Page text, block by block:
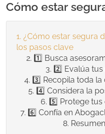
Cómo estar
¿Cómo estar segura
los pasos clave
1️⃣ Busca
2️⃣ Evalúa
3️⃣ Recopila toda
4️⃣ Considera la
5️⃣ Protege
6️⃣ Confía en